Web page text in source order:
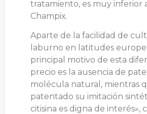
tratamiento, es muy inferior
Champix.
Aparte de la facilidad de
laburno en latitudes
principal motivo de esta
precio es la ausencia de
molécula natural, mientras
patentado su imitación
citisina es digna de interés»,